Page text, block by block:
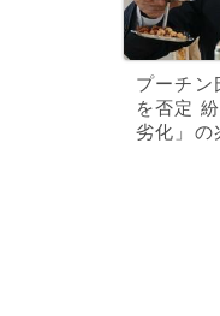
プーチン
を否定
劣化」の